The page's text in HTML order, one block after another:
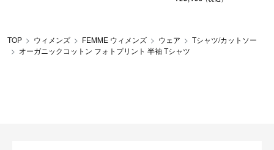
TOP ウィメンズ FEMME ウィメンズ ウェア
Tシャツ/カットソー
オーガニックコットン フォトプリント 半袖 Tシャツ